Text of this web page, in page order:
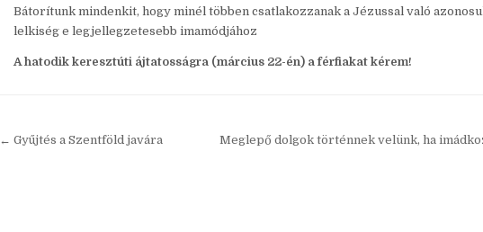
Bátorítunk mindenkit, hogy minél többen csatlakozzanak a Jézussal való
lelkiség e legjellegzetesebb imamódjához
A hatodik keresztúti ájtatosságra (március 22-én) a férfiakat kérem!
Bejegyzés
← Gyűjtés a Szentföld javára Meglepő dolgok történnek velünk, ha